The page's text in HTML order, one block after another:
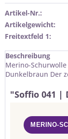
Artikel-Nr.:
Artikelgewicht:
Freitextfeld 1:
Beschreibung
Merino-Schurwolle
Dunkelbraun Der
"Soffio 041 |
MERINO-